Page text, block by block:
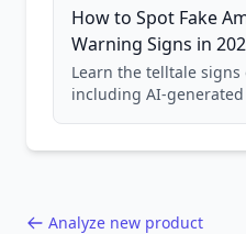
How to Spot Fake
Warning Signs in
Learn the telltale signs
including AI-
Analyze new product